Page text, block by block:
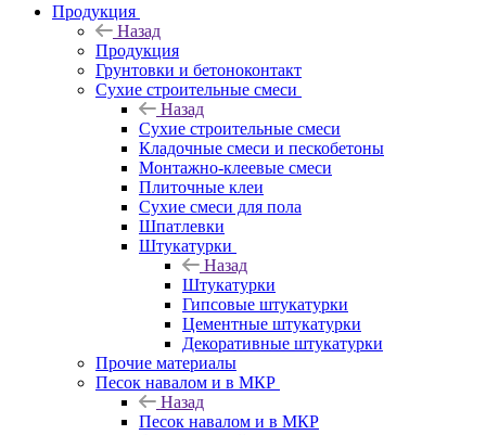
Продукция
Назад
Продукция
Грунтовки и бетоноконтакт
Сухие строительные смеси
Назад
Сухие строительные смеси
Кладочные смеси и пескобетоны
Монтажно-клеевые смеси
Плиточные клеи
Сухие смеси для пола
Шпатлевки
Штукатурки
Назад
Штукатурки
Гипсовые штукатурки
Цементные штукатурки
Декоративные штукатурки
Прочие материалы
Песок навалом и в МКР
Назад
Песок навалом и в МКР